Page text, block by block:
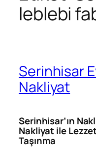
leblebi
Serinhisar
Nakliyat
Serinhisar’ın
Nakliyat ile
Taşınma